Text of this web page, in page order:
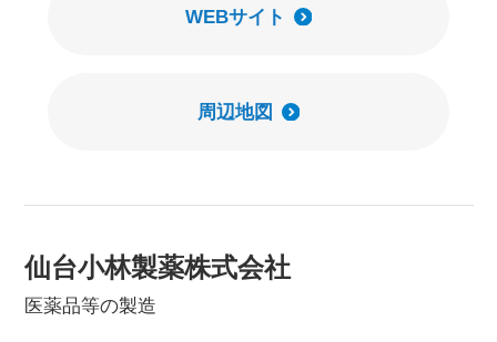
WEBサイト
周辺地図
仙台小林製薬株式会社
医薬品等の製造